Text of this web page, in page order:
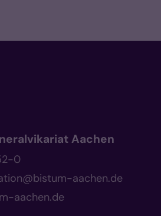
Aachen
0
aachen.de
aachen.de